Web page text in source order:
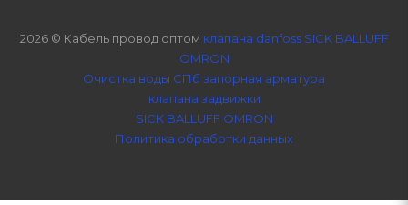
2026 © Кабель провод оптом клапана danfoss SICK BALLUFF
OMRON
Очистка воды СПб запорная арматура
клапана задвижки
SICK BALLUFF OMRON
Политика обработки данных